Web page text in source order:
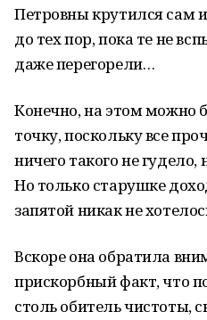
Петровны крутился сам
до тех пор, пока те не
даже перегорели…
Конечно, на этом можно
точку, поскольку все
ничего такого не гудело,
Но только старушке
запятой никак не
Вскоре она обратила
прискорбный факт, что
столь обитель чистоты,